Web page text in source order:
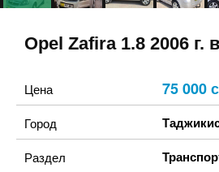
Opel Zafira 1.8 2006 г.
Цена 75 000
Город
Раздел